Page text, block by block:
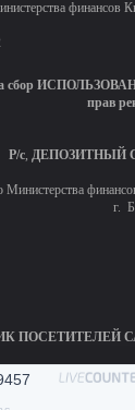
финансов
прав
Р/с, ДЕПОЗИТНЫЙ
Министерства
г.
ПОСЕТИТЕЛЕЙ